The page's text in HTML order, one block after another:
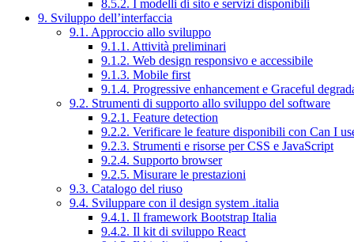
8.5.2. I modelli di sito e servizi disponibili
9. Sviluppo dell’interfaccia
9.1. Approccio allo sviluppo
9.1.1. Attività preliminari
9.1.2. Web design responsivo e accessibile
9.1.3. Mobile first
9.1.4. Progressive enhancement e Graceful
9.2. Strumenti di supporto allo sviluppo del software
9.2.1. Feature detection
9.2.2. Verificare le feature disponibili con Can I
9.2.3. Strumenti e risorse per CSS e JavaScript
9.2.4. Supporto browser
9.2.5. Misurare le prestazioni
9.3. Catalogo del riuso
9.4. Sviluppare con il design system .italia
9.4.1. Il framework Bootstrap Italia
9.4.2. Il kit di sviluppo React